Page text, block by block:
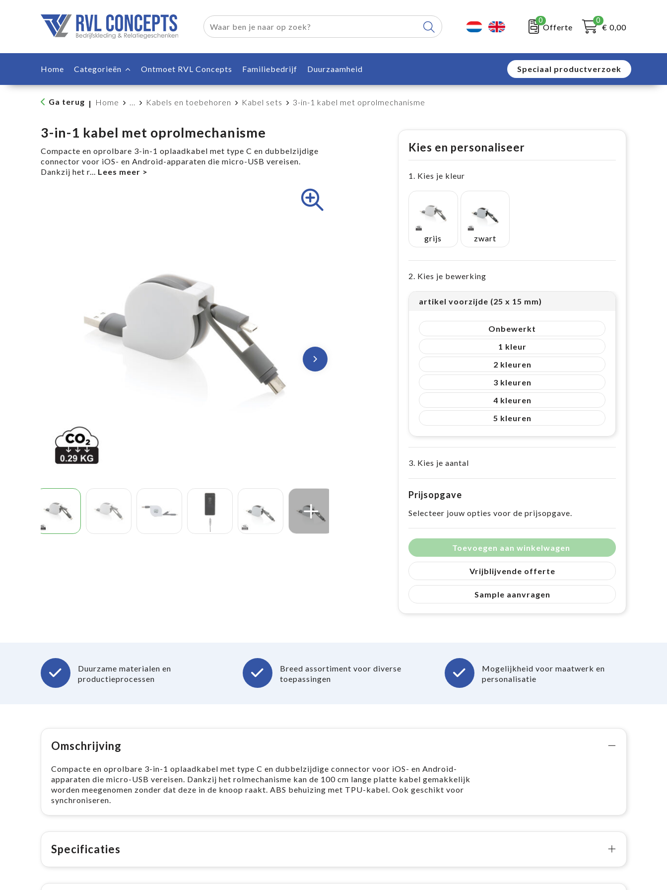
0
Offerte
0
€ 0,00
Home Categorieën Ontmoet RVL Concepts Familiebedrijf Duurzaamheid Speciaal productverzoek
Ga terug | Home ... Kabels en toebehoren Kabel sets 3-in-1 kabel met oprolmechanisme
3-in-1 kabel met oprolmechanisme
Compacte en oprolbare 3-in-1 oplaadkabel met type C en dubbelzijdige
connector voor iOS- en Android-apparaten die micro-USB vereisen.
Dankzij het r...
Kies en personaliseer
1. Kies je kleur
grijs zwart
2. Kies je bewerking
artikel voorzijde (25 x 15 mm)
Onbewerkt
1
2
3
4
5
3. Kies je aantal
Prijsopgave
Selecteer jouw opties voor de prijsopgave.
Toevoegen aan winkelwagen
Vrijblijvende offerte
Sample aanvragen
Duurzame materialen en
productieprocessen
Breed assortiment voor diverse
toepassingen
Mogelijkheid voor maatwerk en
personalisatie
Omschrijving
Compacte en oprolbare 3-in-1 oplaadkabel met type C en dubbelzijdige connector voor iOS- en Android-
apparaten die micro-USB vereisen. Dankzij het rolmechanisme kan de 100 cm lange platte kabel gemakkelijk
worden meegenomen zonder dat deze in de knoop raakt. ABS behuizing met TPU-kabel. Ook geschikt voor
synchroniseren.
Specificaties